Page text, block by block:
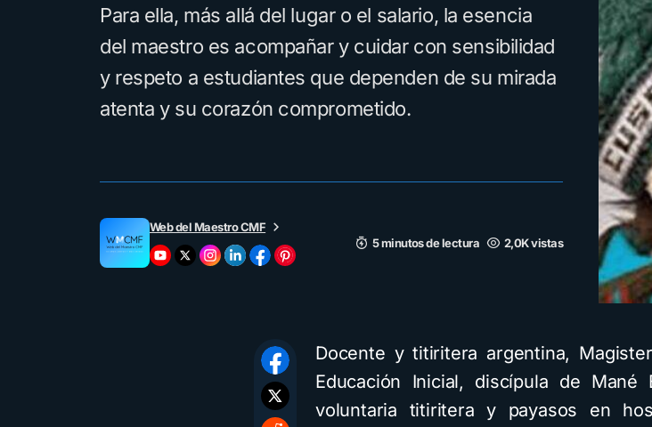
Para ella, más allá del lugar o el salario, la esencia
del maestro es acompañar y cuidar con sensibilidad
y respeto a estudiantes que dependen de su mirada
atenta y su corazón comprometido.
Web del Maestro CMF
5 minutos de lectura
2,0K vistas
Docente y titiritera argentina,
Educación Inicial, discípula de Mané
voluntaria titiritera y payasos en